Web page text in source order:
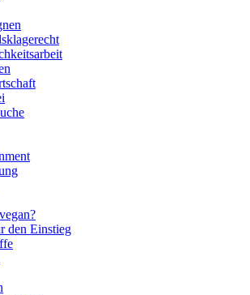
den Einstieg